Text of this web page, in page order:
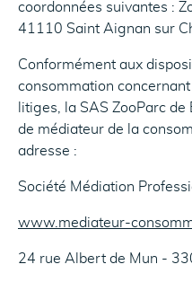
coordonnées suivantes :
41110 Saint Aignan sur
Conformément aux
consommation
litiges, la SAS ZooParc
de médiateur de la
adresse :
Société Médiation
www.mediateur-
24 rue Albert de Mun -